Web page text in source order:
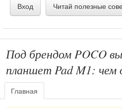
Вход Читай полезные
Под брендом POCO
планшет Pad M1: чем
Главная